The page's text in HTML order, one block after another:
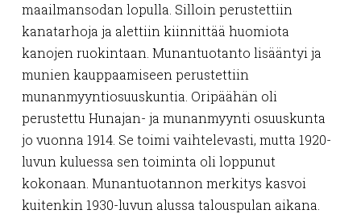
maailmansodan lopulla. Silloin perustettiin
kanatarhoja ja alettiin kiinnittää huomiota
kanojen ruokintaan. Munantuotanto lisääntyi ja
munien kauppaamiseen perustettiin
munanmyyntiosuuskuntia. Oripäähän oli
perustettu Hunajan- ja munanmyynti osuuskunta
jo vuonna 1914. Se toimi vaihtelevasti, mutta 1920-
luvun kuluessa sen toiminta oli loppunut
kokonaan. Munantuotannon merkitys kasvoi
kuitenkin 1930-luvun alussa talouspulan aikana.